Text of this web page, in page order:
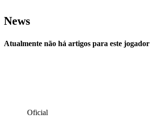
News
Atualmente não há artigos para este jogador
Oficial